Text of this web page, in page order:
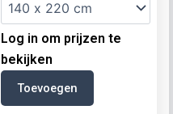
Log in om prijzen te
bekijken
Toevoegen